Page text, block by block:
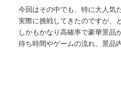
今回はその中でも、特に大人気
実際に挑戦してきたのですが、
しかもかなり高確率で豪華景品
待ち時間やゲームの流れ、景品